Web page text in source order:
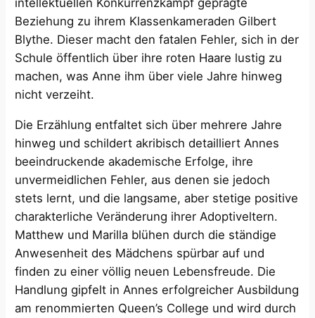
Beziehung zu ihrem Klassenkameraden Gilbert
Blythe. Dieser macht den fatalen Fehler, sich in der
Schule öffentlich über ihre roten Haare lustig zu
machen, was Anne ihm über viele Jahre hinweg
nicht verzeiht.
Die Erzählung entfaltet sich über mehrere Jahre
hinweg und schildert akribisch detailliert Annes
beeindruckende akademische Erfolge, ihre
unvermeidlichen Fehler, aus denen sie jedoch
stets lernt, und die langsame, aber stetige positive
charakterliche Veränderung ihrer Adoptiveltern.
Matthew und Marilla blühen durch die ständige
Anwesenheit des Mädchens spürbar auf und
finden zu einer völlig neuen Lebensfreude. Die
Handlung gipfelt in Annes erfolgreicher Ausbildung
am renommierten Queen’s College und wird durch